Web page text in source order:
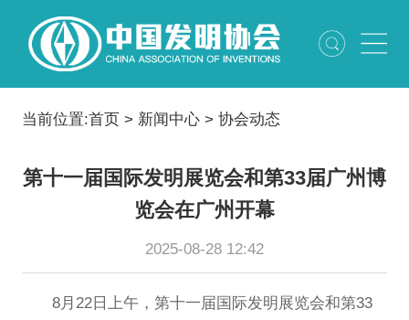
当前位置:首页 > 新闻中心> 协会动态
第十一届国际发明展览会和第33届广州博
览会在广州开幕
2025-08-28 12:42
8月22日上午，第十一届国际发明展览会和第33